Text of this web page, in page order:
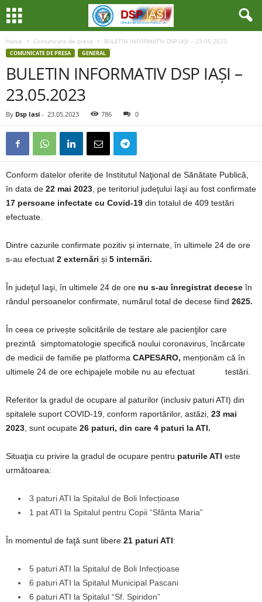
Home Comunicate de presa BULETIN INFORMATIV DSP IAȘI – 23.05.2023
COMUNICATE DE PRESA GENERAL
BULETIN INFORMATIV DSP IAȘI –
23.05.2023
By Dsp Iasi - 23.05.2023 786 0
Conform datelor oferite de Institutul Naţional de Sănătate Publică,
în data de 22 mai 2023 , pe teritoriul judeţului Iaşi au fost confirmate
17 persoane infectate cu Covid-19 din totalul de 409 testări
efectuate.
Dintre cazurile confirmate pozitiv și internate, în ultimele 24 de ore
s-au efectuat 2 externări și 5 internări.
În judeţul Iaşi, în ultimele 24 de ore nu s-au înregistrat decese în
rândul persoanelor confirmate, numărul total de decese fiind 2625.
În ceea ce privește solicitările de testare ale pacienţilor care
prezintă simptomatologie specifică noului coronavirus, încărcate
de medicii de familie pe platforma CAPESARO, menționăm că în
ultimele 24 de ore echipajele mobile nu au efectuat testări.
Referitor la gradul de ocupare al paturilor (inclusiv paturi ATI) din
spitalele suport COVID-19, conform raportărilor, astăzi, 23 mai
2023 , sunt ocupate 26 paturi, din care 4 paturi la ATI.
Situaţia cu privire la gradul de ocupare pentru paturile ATI este
următoarea:
3 paturi ATI la Spitalul de Boli Infecțioase
1 pat ATI la Spitalul pentru Copii “Sfânta Maria”
În momentul de faţă sunt libere 21 paturi ATI:
5 paturi ATI la Spitalul de Boli Infecțioase
6 paturi ATI la Spitalul Municipal Pascani
6 paturi ATI la Spitalul “Sf. Spiridon”